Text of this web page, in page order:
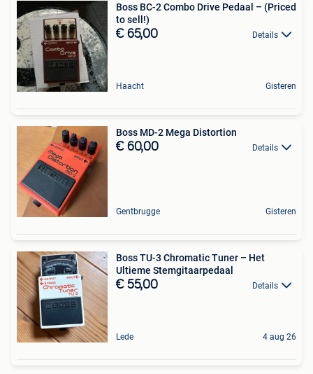
Boss BC-2 Combo Drive Pedaal – (Priced
to sell!)
€ 65,00 Details
Haacht Gisteren
Boss MD-2 Mega Distortion
€ 60,00 Details
Gentbrugge Gisteren
Boss TU-3 Chromatic Tuner – Het
Ultieme Stemgitaarpedaal
€ 55,00 Details
Lede 4 aug 26